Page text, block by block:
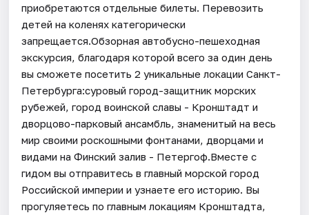
приобретаются отдельные билеты. Перевозить
детей на коленях категорически
запрещается.Обзорная автобусно-пешеходная
экскурсия, благодаря которой всего за один день
вы сможете посетить 2 уникальные локации Санкт-
Петербурга:суровый город-защитник морских
рубежей, город воинской славы - Кронштадт и
дворцово-парковый ансамбль, знаменитый на весь
мир своими роскошными фонтанами, дворцами и
видами на Финский залив - Петергоф.Вместе с
гидом вы отправитесь в главный морской город
Российской империи и узнаете его историю. Вы
прогуляетесь по главным локациям Кронштадта,